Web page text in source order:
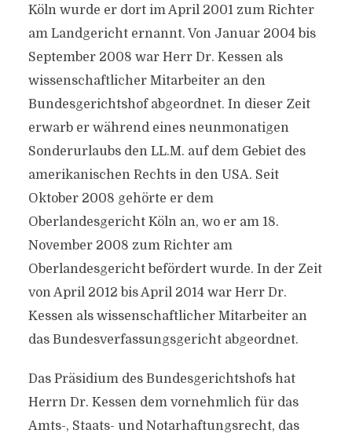
Köln wurde er dort im April 2001 zum Richter
am Landgericht ernannt. Von Januar 2004 bis
September 2008 war Herr Dr. Kessen als
wissenschaftlicher Mitarbeiter an den
Bundesgerichtshof abgeordnet. In dieser Zeit
erwarb er während eines neunmonatigen
Sonderurlaubs den LL.M. auf dem Gebiet des
amerikanischen Rechts in den USA. Seit
Oktober 2008 gehörte er dem
Oberlandesgericht Köln an, wo er am 18.
November 2008 zum Richter am
Oberlandesgericht befördert wurde. In der Zeit
von April 2012 bis April 2014 war Herr Dr.
Kessen als wissenschaftlicher Mitarbeiter an
das Bundesverfassungsgericht abgeordnet.
Das Präsidium des Bundesgerichtshofs hat
Herrn Dr. Kessen dem vornehmlich für das
Amts-, Staats- und Notarhaftungsrecht, das